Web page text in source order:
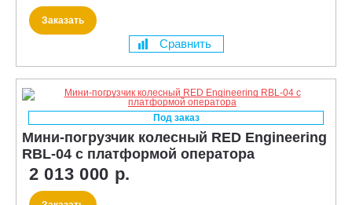
Заказать
Сравнить
Под заказ
Мини-погрузчик колесный RED Engineering
RBL-04 с платформой оператора
2 013 000 р.